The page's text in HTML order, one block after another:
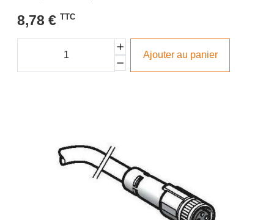
8,78 € TTC
Ajouter au panier